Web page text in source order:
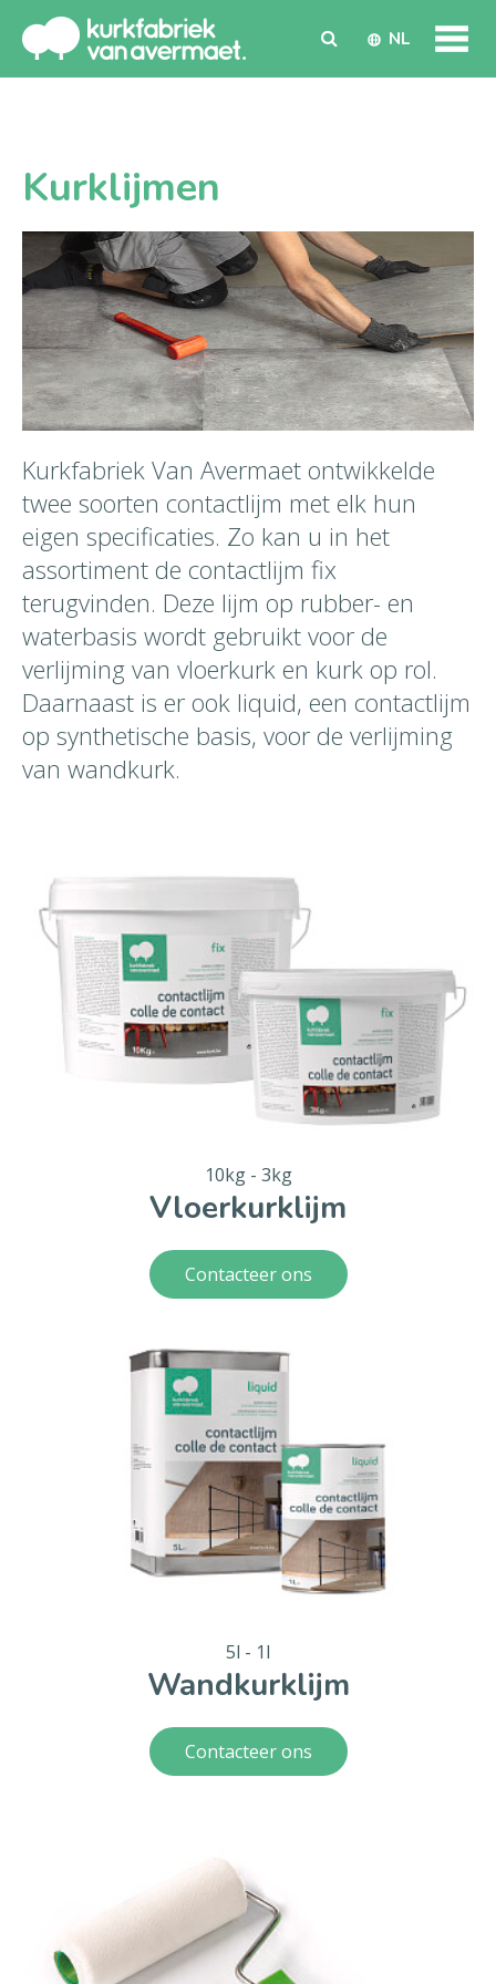
NL
Kurklijmen
Kurkfabriek Van Avermaet ontwikkelde
twee soorten contactlijm met elk hun
eigen specificaties. Zo kan u in het
assortiment de contactlijm fix
terugvinden. Deze lijm op rubber- en
waterbasis wordt gebruikt voor de
verlijming van vloerkurk en kurk op rol.
Daarnaast is er ook liquid, een contactlijm
op synthetische basis, voor de verlijming
van wandkurk.
10kg - 3kg
Vloerkurklijm
Contacteer ons
5l - 1l
Wandkurklijm
Contacteer ons